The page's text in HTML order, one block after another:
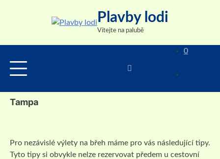
Plavby lodi
Vítejte na palubě
0
Tampa
Pro nezávislé výlety na břeh máme pro vás následující tipy.
Tyto tipy si obvykle nelze rezervovat předem u cestovní